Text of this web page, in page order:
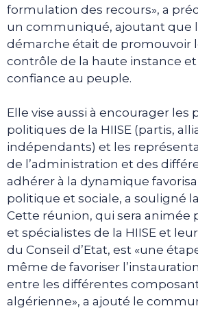
formulation des recours», a
un communiqué, ajoutant que
démarche était de promouvoir
contrôle de la haute instance
confiance au peuple.
Elle vise aussi à encourager les
politiques de la HIISE (partis,
indépendants) et les
de l’administration et des
adhérer à la dynamique
politique et sociale, a souligné
Cette réunion, qui sera animée
et spécialistes de la HIISE et
du Conseil d’Etat, est «une
même de favoriser
entre les différentes
algérienne», a ajouté le